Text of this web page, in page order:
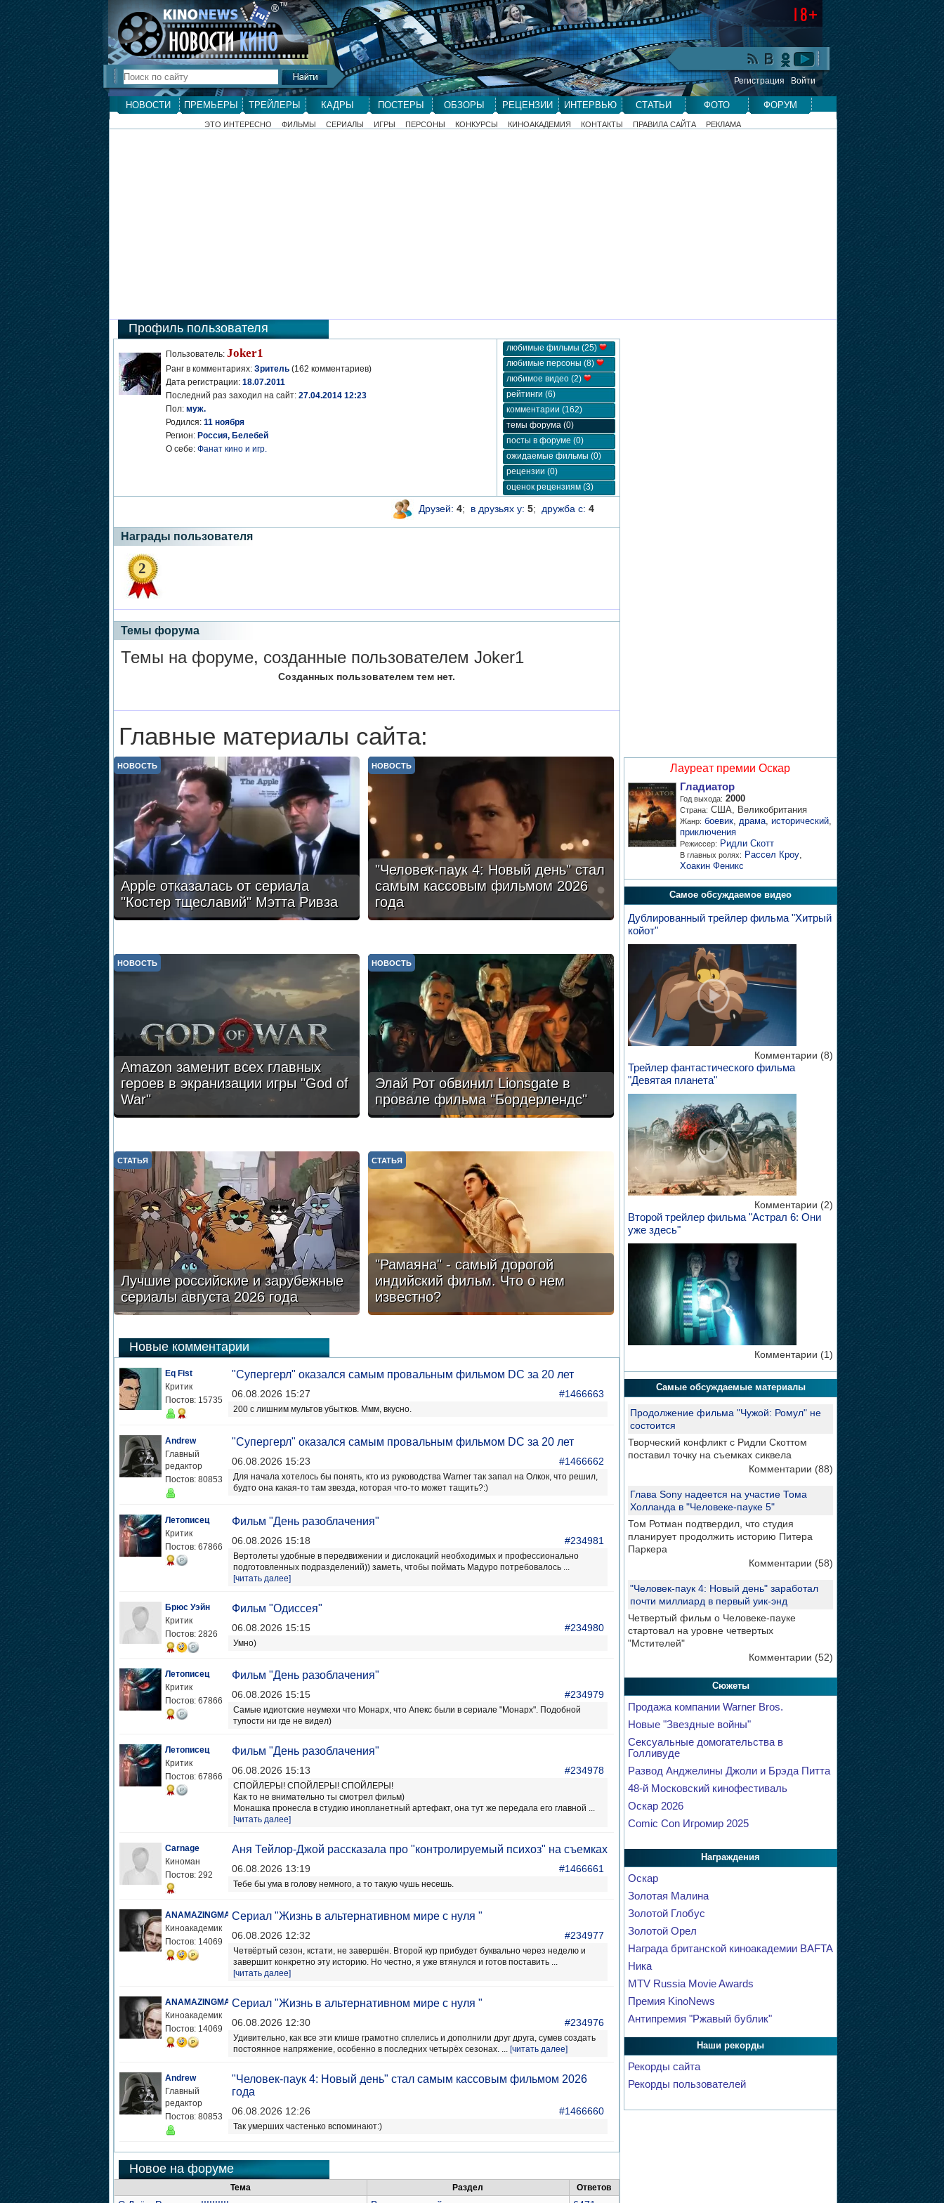
®ТМ
Регистрация Войти
НОВОСТИ ПРЕМЬЕРЫ ТРЕЙЛЕРЫ КАДРЫ ПОСТЕРЫ ОБЗОРЫ РЕЦЕНЗИИ ИНТЕРВЬЮ СТАТЬИ ФОТО ФОРУМ
ЭТО ИНТЕРЕСНО ФИЛЬМЫ СЕРИАЛЫ ИГРЫ ПЕРСОНЫ КОНКУРСЫ КИНОАКАДЕМИЯ КОНТАКТЫ ПРАВИЛА САЙТА РЕКЛАМА
Профиль пользователя
Пользователь: Joker1
Ранг в комментариях: Зритель(162 комментариев)
Дата регистрации: 18.07.2011
Последний раз заходил на сайт: 27.04.2014 12:23
Пол: муж.
Родился: 11 ноября
Регион: Россия, Белебей
О себе: Фанат кино и игр.
любимые фильмы (25)
любимые персоны (8)
любимое видео (2)
рейтинги (6)
комментарии (162)
темы форума (0)
посты в форуме (0)
ожидаемые фильмы (0)
рецензии (0)
оценок рецензиям (3)
Друзей: 4; в друзьях у: 5; дружба с: 4
Награды пользователя
2
Темы форума
Темы на форуме, созданные пользователем Joker1
Созданных пользователем тем нет.
Главные материалы сайта:
Apple отказалась от сериала
"Костер тщеславий" Мэтта Ривза
НОВОСТЬ
"Человек-паук 4: Новый день" стал
самым кассовым фильмом 2026
года
НОВОСТЬ
Amazon заменит всех главных
героев в экранизации игры "God of
War"
НОВОСТЬ
Элай Рот обвинил Lionsgate в
провале фильма "Бордерлендс"
НОВОСТЬ
Лучшие российские и зарубежные
сериалы августа 2026 года
СТАТЬЯ
"Рамаяна" - самый дорогой
индийский фильм. Что о нем
известно?
СТАТЬЯ
Новые комментарии
Eq Fist
Критик
Постов: 15735
"Супергерл" оказался самым провальным фильмом DC за 20 лет
06.08.2026 15:27 #1466663
200 с лишним мультов убытков. Ммм, вкусно.
Andrew
Главный
редактор
Постов: 80853
"Супергерл" оказался самым провальным фильмом DC за 20 лет
06.08.2026 15:23 #1466662
Для начала хотелось бы понять, кто из руководства Warner так запал на Олкок, что решил,
будто она какая-то там звезда, которая что-то может тащить?:)
Летописец
Критик
Постов: 67866
Фильм "День разоблачения"
06.08.2026 15:18 #234981
Вертолеты удобные в передвижении и дислокаций необходимых и профессионально
подготовленных подразделений)) заметь, чтобы поймать Мадуро потребовалось ...
[читать далее]
Брюс Уэйн
Критик
Постов: 2826
Фильм "Одиссея"
06.08.2026 15:15 #234980
Умно)
Летописец
Критик
Постов: 67866
Фильм "День разоблачения"
06.08.2026 15:15 #234979
Самые идиотские неумехи что Монарх, что Апекс были в сериале "Монарх". Подобной
тупости ни где не видел)
Летописец
Критик
Постов: 67866
Фильм "День разоблачения"
06.08.2026 15:13 #234978
СПОЙЛЕРЫ! СПОЙЛЕРЫ! СПОЙЛЕРЫ!
Как то не внимательно ты смотрел фильм)
Монашка пронесла в студию инопланетный артефакт, она тут же передала его главной ...
[читать далее]
Carnage
Киноман
Постов: 292
Аня Тейлор-Джой рассказала про "контролируемый психоз" на съемках
06.08.2026 13:19 #1466661
Тебе бы ума в голову немного, а то такую чушь несешь.
ANAMAZINGMAN
Киноакадемик
Постов: 14069
Сериал "Жизнь в альтернативном мире с нуля "
06.08.2026 12:32 #234977
Четвёртый сезон, кстати, не завершён. Второй кур прибудет буквально через неделю и
завершит конкретно эту историю. Но честно, я уже втянулся и готов поставить ...
[читать далее]
ANAMAZINGMAN
Киноакадемик
Постов: 14069
Сериал "Жизнь в альтернативном мире с нуля "
06.08.2026 12:30 #234976
Удивительно, как все эти клише грамотно сплелись и дополнили друг друга, сумев создать
постоянное напряжение, особенно в последних четырёх сезонах. ... [читать далее]
Andrew
Главный
редактор
Постов: 80853
"Человек-паук 4: Новый день" стал самым кассовым фильмом 2026
года
06.08.2026 12:26 #1466660
Так умерших частенько вспоминают:)
Новое на форуме
Тема Раздел Ответов
Лауреат премии Оскар
Гладиатор
Год выхода: 2000
Страна: США, Великобритания
Жанр: боевик, драма, исторический,
приключения
Режиссер: Ридли Скотт
В главных ролях: Рассел Кроу,
Хоакин Феникс
Самое обсуждаемое видео
Дублированный трейлер фильма "Хитрый
койот"
Комментарии (8)
Трейлер фантастического фильма
"Девятая планета"
Комментарии (2)
Второй трейлер фильма "Астрал 6: Они
уже здесь"
Комментарии (1)
Самые обсуждаемые материалы
Продолжение фильма "Чужой: Ромул" не
состоится
Творческий конфликт с Ридли Скоттом
поставил точку на съемках сиквела
Комментарии (88)
Глава Sony надеется на участие Тома
Холланда в "Человеке-пауке 5"
Том Ротман подтвердил, что студия
планирует продолжить историю Питера
Паркера
Комментарии (58)
"Человек-паук 4: Новый день" заработал
почти миллиард в первый уик-энд
Четвертый фильм о Человеке-пауке
стартовал на уровне четвертых
"Мстителей"
Комментарии (52)
Сюжеты
Продажа компании Warner Bros.
Новые "Звездные войны"
Сексуальные домогательства в
Голливуде
Развод Анджелины Джоли и Брэда Питта
48-й Московский кинофестиваль
Оскар 2026
Comic Con Игромир 2025
Награждения
Оскар
Золотая Малина
Золотой Глобус
Золотой Орел
Награда британской киноакадемии BAFTA
Ника
MTV Russia Movie Awards
Премия KinoNews
Антипремия "Ржавый бублик"
Наши рекорды
Рекорды сайта
Рекорды пользователей